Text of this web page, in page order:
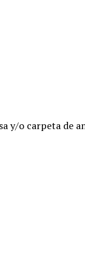
y/o carpeta de